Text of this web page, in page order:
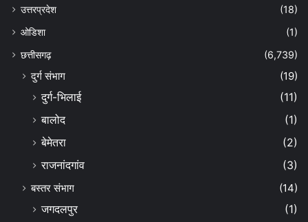
उत्तरप्रदेश
(18)
ओडिशा
(1)
छत्तीसगढ़
(6,739)
दुर्ग संभाग
(19)
दुर्ग-भिलाई
(11)
बालोद
(1)
बेमेतरा
(2)
राजनांदगांव
(3)
बस्तर संभाग
(14)
जगदलपुर
(1)